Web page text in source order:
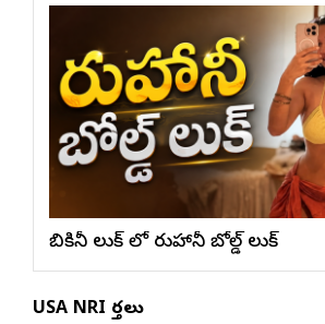
బికినీ లుక్ లో రుహానీ బోల్డ్ లుక్
USA NRI వార్తలు